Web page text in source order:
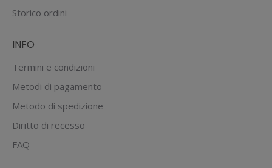
Storico ordini
INFO
Termini e condizioni
Metodi di pagamento
Metodo di spedizione
Diritto di recesso
FAQ